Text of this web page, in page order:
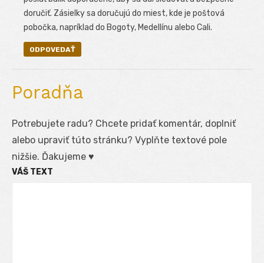
doručiť. Zásielky sa doručujú do miest, kde je poštová
pobočka, napríklad do Bogoty, Medellínu alebo Cali.
ODPOVEDAŤ
Poradňa
Potrebujete radu? Chcete pridať komentár, doplniť
alebo upraviť túto stránku? Vyplňte textové pole
nižšie. Ďakujeme ♥
VÁŠ TEXT